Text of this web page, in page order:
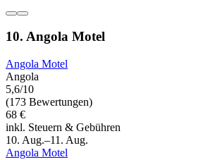
10. Angola Motel
Angola Motel
Angola
5,6/10
(173 Bewertungen)
68 €
inkl. Steuern & Gebühren
10. Aug.–11. Aug.
Angola Motel